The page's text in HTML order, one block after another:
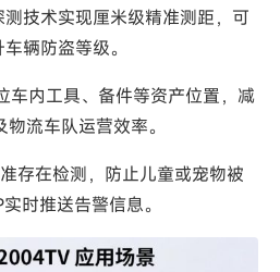
技术实现厘米级精准测距，可
辆防盗等级。
车内工具、备件等资产位置，减
流车队运营效率。
存在检测，防止儿童或宠物被
时推送告警信息。